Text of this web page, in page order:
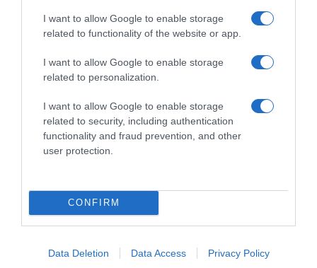
I want to allow Google to enable storage
related to functionality of the website or app.
I want to allow Google to enable storage
related to personalization.
I want to allow Google to enable storage
related to security, including authentication
functionality and fraud prevention, and other
user protection.
CONFIRM
Data Deletion Data Access Privacy Policy
Παρακαλώ Περιμένετε...
ΟΠΟΥ ΚΙ ΑΝ ΠΑΣ – ΟΙΚΟΝΟΜΟΠΟΥΛΟΣ
ΝΙΚΟΣ
Παρακαλώ Περιμένετε...